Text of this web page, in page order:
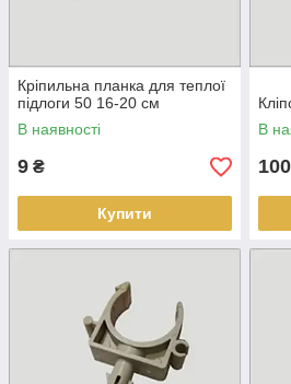
Кріпильна планка для теплої
підлоги 50 16-20 см
В наявності
9 ₴
Купити
В
100